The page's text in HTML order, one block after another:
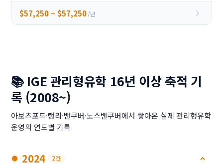
$57,250 ~ $57,250/년 chevron_right
📚 IGE 관리형유학 16년 이상 축적 기
록 (2008~)
아보츠포드·랭리·밴쿠버·노스밴쿠버에서 쌓아온 실제 관리형유학
운영의 연도별 기록
2024 2건